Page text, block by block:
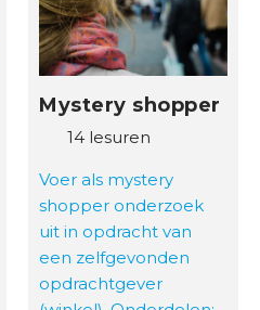
Mystery shopper
14 lesuren
Voer als mystery
shopper onderzoek
uit in opdracht van
een zelfgevonden
opdrachtgever